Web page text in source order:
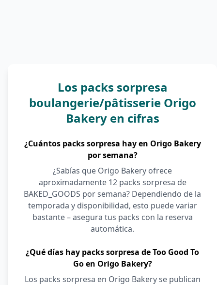
Los packs sorpresa
boulangerie/pâtisserie Origo
Bakery en cifras
¿Cuántos packs sorpresa hay en Origo Bakery
por semana?
¿Sabías que Origo Bakery ofrece
aproximadamente 12 packs sorpresa de
BAKED_GOODS por semana? Dependiendo de la
temporada y disponibilidad, esto puede variar
bastante – asegura tus packs con la reserva
automática.
¿Qué días hay packs sorpresa de Too Good To
Go en Origo Bakery?
Los packs sorpresa en Origo Bakery se publican